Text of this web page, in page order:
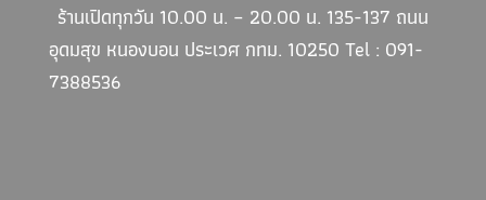
ร้านเปิดทุกวัน 10.00 น. – 20.00 น. 135-137 ถนน
อุดมสุข หนองบอน ประเวศ กทม. 10250 Tel : 091-
7388536